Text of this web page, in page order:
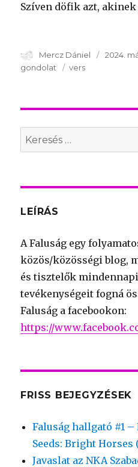
Szíven döfik azt,
Szerző
Mercz Dániel 2024.
gondolat
Kulcsszavak
vers
Search
for:
LEÍRÁS
A Faluság egy
közös/közösségi blog,
és tisztelők
tevékenységeit fogná
Faluság a facebookon:
https://
FRISS BEJEGYZÉSEK
Faluság hallgató #1 –
Seeds: Bright Horses
Javaslat az NKA